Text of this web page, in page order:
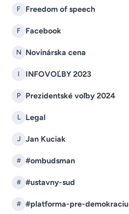
F Freedom of speech
F Facebook
N Novinárska cena
I INFOVOĽBY 2023
P Prezidentské voľby 2024
L Legal
J Jan Kuciak
# #ombudsman
# #ustavny-sud
# #platforma-pre-demokraciu